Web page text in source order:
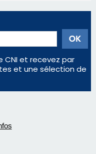
CNI et recevez par
et une sélection de